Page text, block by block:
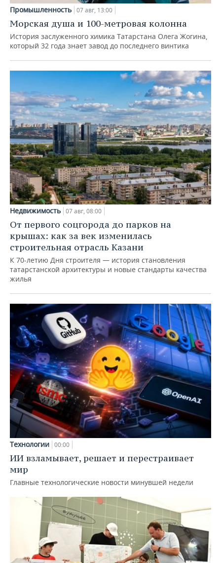
Промышленность 07 авг, 13:00
Морская душа и 100-метровая колонна
История заслуженного химика Татарстана Олега Жогина,
который 32 года знает завод до последнего винтика
Недвижимость 07 авг, 08:00
От первого соцгорода до парков на
крышах: как за век изменилась
строительная отрасль Казани
К 70-летию Дня строителя — история становления
татарстанской архитектуры и новые стандарты качества
жилья
Технологии 00:00
ИИ взламывает, решает и перестраивает
мир
Главные технологические новости минувшей недели